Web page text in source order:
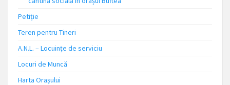
Petiție
Teren pentru Tineri
A.N.L. – Locuinţe de serviciu
Locuri de Muncă
Harta Orașului